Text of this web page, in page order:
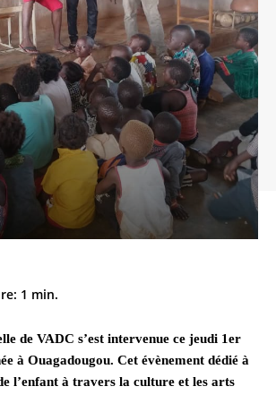
1 min.
de VADC s’est intervenue ce jeudi 1er
à Ouagadougou. Cet évènement dédié à
l’enfant à travers la culture et les arts